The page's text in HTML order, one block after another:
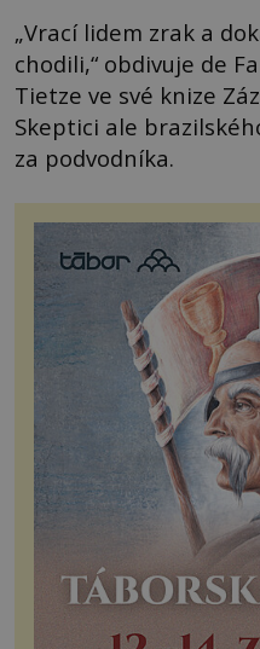
„Vrací lidem zrak a
chodili,“ obdivuje de
Tietze ve své knize
Skeptici ale
za podvodníka.